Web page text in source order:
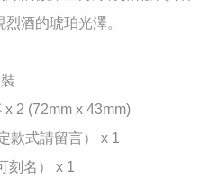
酒的琥珀光澤。
2 (72mm x 43mm)
款式請留言） x 1
刻名） x 1